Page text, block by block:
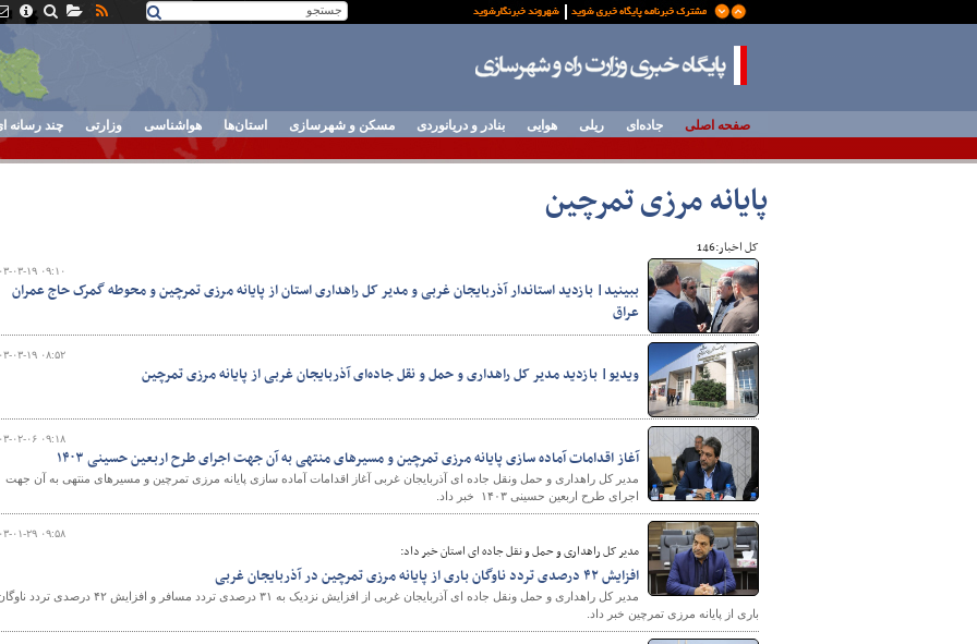
پایگاه خبری وزارت راه و
صفحه اصلی جاده‌ای ریلی هوایی بنادر و دریانوردی مسکن و شهرسازی استان‌ها هواشناسی وزارتی چند رسانه
پایانه مرزی تمرچین
کل اخبار:146
۱۴۰۳-۰۳-۱۹
ببینید| بازدید استاندار آذربایجان غربی و مدیر کل راهداری استان از پایانه مرزی تمرچین و محوطه گمرک حاج عمران
عراق
۱۴۰۳-۰۳-۱۹
ویدیو| بازدید مدیر کل راهداری و حمل و نقل جاده‌ای آذربایجان غربی از پایانه مرزی تمرچین
۱۴۰۳-۰۲-۰۶
آغاز اقدامات آماده سازی پایانه مرزی تمرچین و مسیرهای منتهی به آن جهت اجرای طرح اربعین حسینی ۱۴۰۳
مدیر کل راهداری و حمل ونقل جاده ای آذربایجان غربی آغاز اقدامات آماده سازی پایانه مرزی تمرچین و مسیرهای منتهی به آن جهت
اجرای طرح اربعین حسینی ۱۴۰۳ خبر داد.
۱۴۰۳-۰۱-۲۹
مدیر کل راهداری و حمل و نقل جاده ای استان خبر داد:
افزایش ۴۲ درصدی تردد ناوگان باری از پایانه مرزی تمرچین در آذربایجان غربی
مدیر کل راهداری و حمل ونقل جاده ای آذربایجان غربی از افزایش نزدیک به ۳۱ درصدی تردد مسافر و افزایش ۴۲ درصدی تردد
باری از پایانه مرزی تمرچین خبر داد.